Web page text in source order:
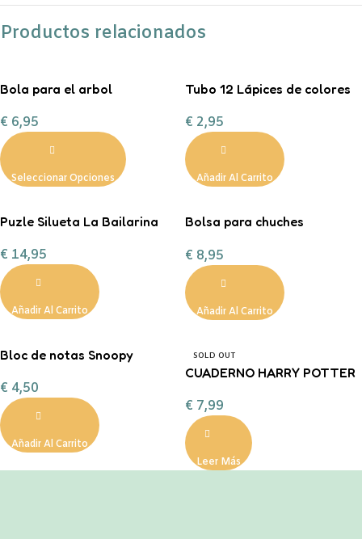
Productos relacionados
Bola para el arbol
€ 6,95
Seleccionar Opciones
Tubo 12 Lápices de colores
€ 2,95
Añadir Al Carrito
Puzle Silueta La Bailarina
€ 14,95
Añadir Al Carrito
Bolsa para chuches
€ 8,95
Añadir Al Carrito
Bloc de notas Snoopy
€ 4,50
Añadir Al Carrito
SOLD OUT
CUADERNO HARRY POTTER
€ 7,99
Leer Más